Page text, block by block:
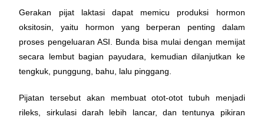
Gerakan pijat laktasi dapat memicu produksi hormon
oksitosin, yaitu hormon yang berperan penting dalam
proses pengeluaran ASI. Bunda bisa mulai dengan memijat
secara lembut bagian payudara, kemudian dilanjutkan ke
tengkuk, punggung, bahu, lalu pinggang.
Pijatan tersebut akan membuat otot-otot tubuh menjadi
rileks, sirkulasi darah lebih lancar, dan tentunya pikiran